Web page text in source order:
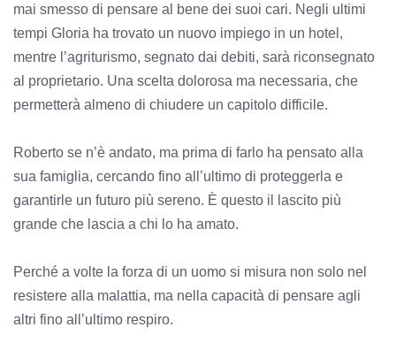
mai smesso di pensare al bene dei suoi cari. Negli ultimi
tempi Gloria ha trovato un nuovo impiego in un hotel,
mentre l’agriturismo, segnato dai debiti, sarà riconsegnato
al proprietario. Una scelta dolorosa ma necessaria, che
permetterà almeno di chiudere un capitolo difficile.
Roberto se n’è andato, ma prima di farlo ha pensato alla
sua famiglia, cercando fino all’ultimo di proteggerla e
garantirle un futuro più sereno. È questo il lascito più
grande che lascia a chi lo ha amato.
Perché a volte la forza di un uomo si misura non solo nel
resistere alla malattia, ma nella capacità di pensare agli
altri fino all’ultimo respiro.